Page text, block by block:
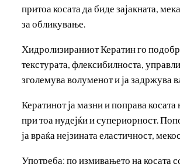
притоа косата да биде зајакната,
за обликување.
Хидролизираниот Кератин го
текстурата, флексибилноста,
зголемува волуменот и ја задржува
Кератинот ја мазни и поправа косата
при тоа нудејќи и супериорност.
ја враќа нејзината еластичност,
Употреба:по измивањето на косата